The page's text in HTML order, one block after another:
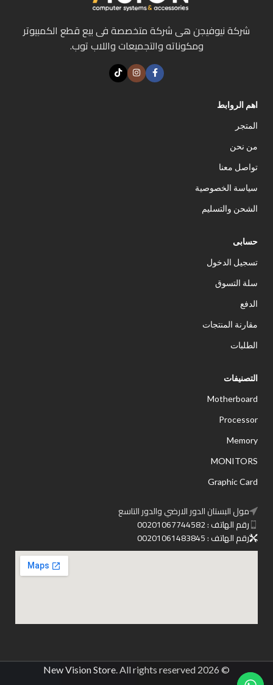
شركة نيوفيجن هى شركة متخصصة فى بيع قطع الكمبيوتر
ومكوناته والتجميعات واللاب توب.
اهم الروابط
المتجر
من نحن
تواصل معنا
سياسة الخصوصية
الشحن والتسليم
حسابى
تسجيل الدخول
سلة التسوق
الدفع
مقارنة المنتجات
الطلبات
التصنيفات
Motherboard
Processor
Memory
MONITORS
Graphic Card
مول البستان الدور الارضي والدور التاسع
رقم الهاتف : 00201067744582
رقم الهاتف : 00201061483845
© 2026
New Vision Store. All rights reserved